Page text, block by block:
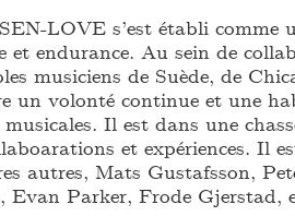
LOVE s’est établi comme
et endurance. Au sein de
musiciens de Suède, de
un volonté continue et une
Il est dans une
et expériences. Il
autres, Mats Gustafsson,
Evan Parker, Frode Gjerstad,